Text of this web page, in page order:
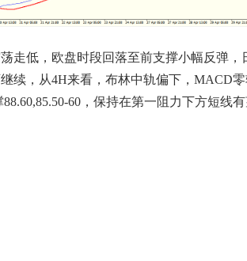
走低，欧盘时段回落至前支撑小幅反弹
续，从4H来看，布林中轨偏下，MACD
88.60,85.50-60，保持在第一阻力下方短线